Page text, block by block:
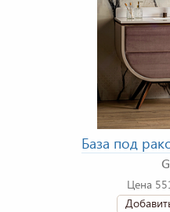
База под
Цена